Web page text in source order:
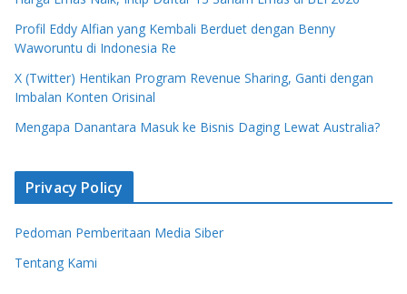
Profil Eddy Alfian yang Kembali Berduet dengan Benny
Waworuntu di Indonesia Re
X (Twitter) Hentikan Program Revenue Sharing, Ganti dengan
Imbalan Konten Orisinal
Mengapa Danantara Masuk ke Bisnis Daging Lewat Australia?
Privacy Policy
Pedoman Pemberitaan Media Siber
Tentang Kami